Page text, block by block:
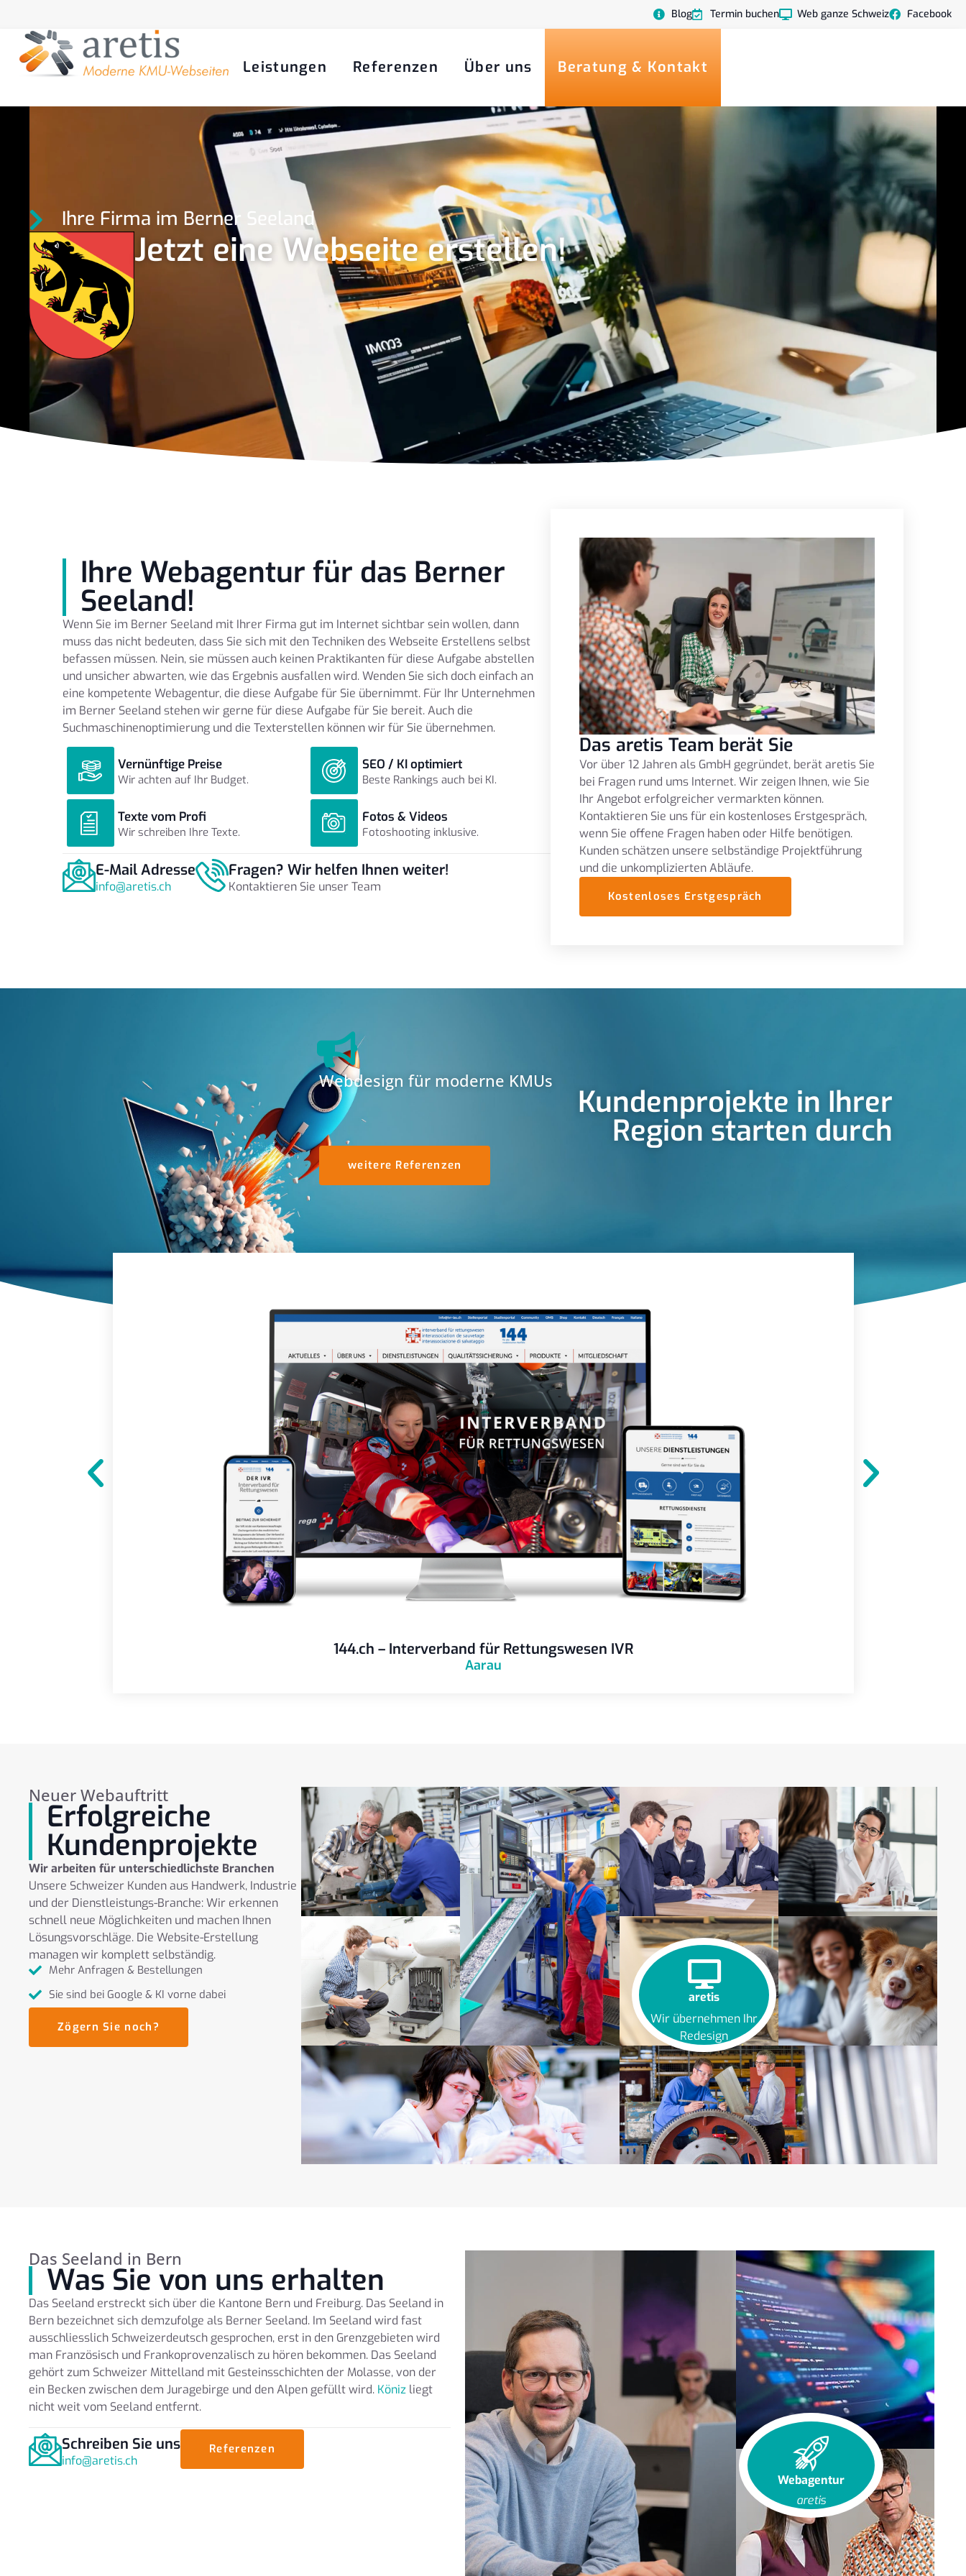
Blog Termin buchen Web ganze Schweiz Facebook
Leistungen Referenzen Über uns Beratung & Kontakt
Ihre Firma im Berner Seeland
Jetzt eine Webseite erstellen!
Ihre Webagentur für das Berner
Seeland!
Wenn Sie im Berner Seeland mit Ihrer Firma gut im Internet sichtbar sein wollen, dann
muss das nicht bedeuten, dass Sie sich mit den Techniken des Webseite Erstellens selbst
befassen müssen. Nein, sie müssen auch keinen Praktikanten für diese Aufgabe abstellen
und unsicher abwarten, wie das Ergebnis ausfallen wird. Wenden Sie sich doch einfach an
eine kompetente Webagentur, die diese Aufgabe für Sie übernimmt. Für Ihr Unternehmen
im Berner Seeland stehen wir gerne für diese Aufgabe für Sie bereit. Auch die
Suchmaschinenoptimierung und die Texterstellen können wir für Sie übernehmen.
Vernünftige Preise
Wir achten auf Ihr Budget.
SEO / KI optimiert
Beste Rankings auch bei KI.
Texte vom Profi
Wir schreiben Ihre Texte.
Fotos & Videos
Fotoshooting inklusive.
E-Mail Adresse
info@aretis.ch
Fragen? Wir helfen Ihnen weiter!
Kontaktieren Sie unser Team
Das aretis Team berät Sie
Vor über 12 Jahren als GmbH gegründet, berät aretis Sie
bei Fragen rund ums Internet. Wir zeigen Ihnen, wie Sie
Ihr Angebot erfolgreicher vermarkten können.
Kontaktieren Sie uns für ein kostenloses Erstgespräch,
wenn Sie offene Fragen haben oder Hilfe benötigen.
Kunden schätzen unsere selbständige Projektführung
und die unkomplizierten Abläufe.
Kostenloses Erstgespräch
Webdesign für moderne KMUs
Kundenprojekte in Ihrer
Region starten durch
weitere Referenzen
144.ch – Interverband für Rettungswesen IVR
Aarau
Neuer Webauftritt
Erfolgreiche
Kundenprojekte
Wir arbeiten für unterschiedlichste Branchen
Unsere Schweizer Kunden aus Handwerk, Industrie
und der Dienstleistungs-Branche: Wir erkennen
schnell neue Möglichkeiten und machen Ihnen
Lösungsvorschläge. Die Website-Erstellung
managen wir komplett selbständig.
Mehr Anfragen & Bestellungen
Sie sind bei Google & KI vorne dabei
Zögern Sie noch?
aretis
Wir übernehmen Ihr
Redesign
Das Seeland in Bern
Was Sie von uns erhalten
Das Seeland erstreckt sich über die Kantone Bern und Freiburg. Das Seeland in
Bern bezeichnet sich demzufolge als Berner Seeland. Im Seeland wird fast
ausschliesslich Schweizerdeutsch gesprochen, erst in den Grenzgebieten wird
man Französisch und Frankoprovenzalisch zu hören bekommen. Das Seeland
gehört zum Schweizer Mittelland mit Gesteinsschichten der Molasse, von der
ein Becken zwischen dem Juragebirge und den Alpen gefüllt wird. Köniz liegt
nicht weit vom Seeland entfernt.
Schreiben Sie uns
info@aretis.ch
Referenzen
Webagentur
aretis